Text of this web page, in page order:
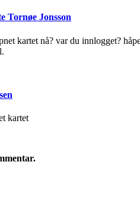
Tornøe Jonsson
kartet nå? var du innlogget?
kartet